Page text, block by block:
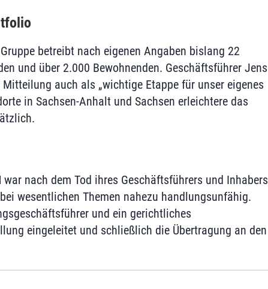
betreibt nach eigenen Angaben bislang 22
und über 2.000 Bewohnenden. Geschäftsführer Jens
auch als „wichtige Etappe für unser eigenes
in Sachsen-Anhalt und Sachsen erleichtere das
nach dem Tod ihres Geschäftsführers und Inhabers
wesentlichen Themen nahezu handlungsunfähig.
und ein gerichtliches
eingeleitet und schließlich die Übertragung an den